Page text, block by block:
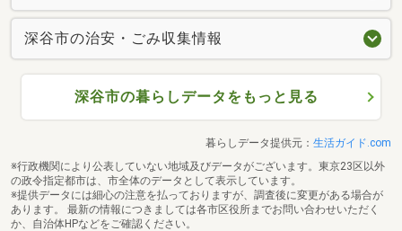
深谷市の治安・ごみ収集情報
深谷市の暮らしデータをもっと見る
暮らしデータ提供元： 生活ガイド.com
※行政機関により公表していない地域及びデータがございます。東京23区以外
の政令指定都市は、市全体のデータとして表示しています。
※提供データには細心の注意を払っておりますが、調査後に変更がある場合が
あります。 最新の情報につきましては各市区役所までお問い合わせいただく
か、自治体HPなどをご確認ください。